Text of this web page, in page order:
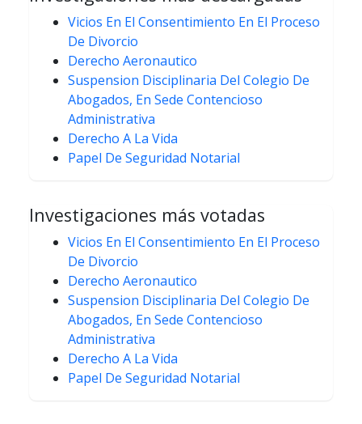
Vicios En El Consentimiento En El Proceso
De Divorcio
Derecho Aeronautico
Suspension Disciplinaria Del Colegio De
Abogados, En Sede Contencioso
Administrativa
Derecho A La Vida
Papel De Seguridad Notarial
Investigaciones más votadas
Vicios En El Consentimiento En El Proceso
De Divorcio
Derecho Aeronautico
Suspension Disciplinaria Del Colegio De
Abogados, En Sede Contencioso
Administrativa
Derecho A La Vida
Papel De Seguridad Notarial